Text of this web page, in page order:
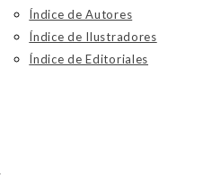
Índice de Autores
Índice de Ilustradores
Índice de Editoriales